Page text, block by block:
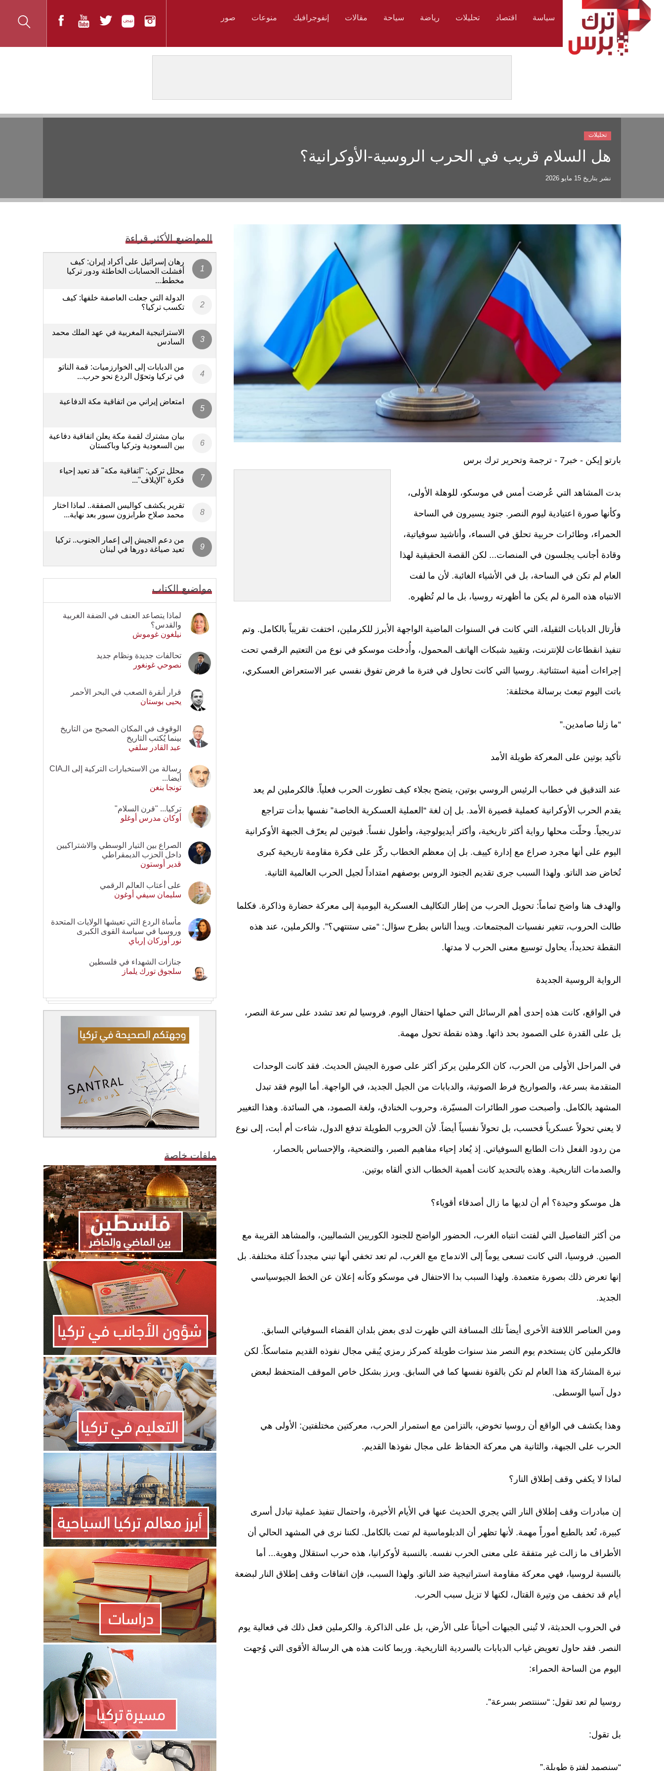
سياسة اقتصاد تحليلات رياضة سياحة مقالات إنفوجرافيك منوعات صور
هل السلام قريب في الحرب الروسية-الأوكرانية؟
نشر بتاريخ 15 مايو 2026
تحليلات
بارتو إيكن - خبر7 - ترجمة وتحرير ترك برس
بدت المشاهد التي عُرضت أمس في موسكو، للوهلة الأولى،
وكأنها صورة اعتيادية ليوم النصر. جنود يسيرون في الساحة
الحمراء، وطائرات حربية تحلق في السماء، وأناشيد سوفياتية،
وقادة أجانب يجلسون في المنصات... لكن القصة الحقيقية لهذا
العام لم تكن في الساحة، بل في الأشياء الغائبة. لأن ما لفت
الانتباه هذه المرة لم يكن ما أظهرته روسيا، بل ما لم تُظهره.
فأرتال الدبابات الثقيلة، التي كانت في السنوات الماضية الواجهة الأبرز للكرملين، اختفت تقريباً بالكامل. وتم
تنفيذ انقطاعات للإنترنت، وتقييد شبكات الهاتف المحمول، وأُدخلت موسكو في نوع من التعتيم الرقمي تحت
إجراءات أمنية استثنائية. روسيا التي كانت تحاول في فترة ما فرض تفوق نفسي عبر الاستعراض العسكري،
باتت اليوم تبعث برسالة مختلفة:
“ما زلنا صامدين.”
تأكيد بوتين على المعركة طويلة الأمد
عند التدقيق في خطاب الرئيس الروسي بوتين، يتضح بجلاء كيف تطورت الحرب فعلياً. فالكرملين لم يعد
يقدم الحرب الأوكرانية كعملية قصيرة الأمد. بل إن لغة “العملية العسكرية الخاصة” نفسها بدأت تتراجع
تدريجياً. وحلّت محلها رواية أكثر تاريخية، وأكثر أيديولوجية، وأطول نفساً. فبوتين لم يعرّف الجبهة الأوكرانية
اليوم على أنها مجرد صراع مع إدارة كييف. بل إن معظم الخطاب ركّز على فكرة مقاومة تاريخية كبرى
تُخاض ضد الناتو. ولهذا السبب جرى تقديم الجنود الروس بوصفهم امتداداً لجيل الحرب العالمية الثانية.
والهدف هنا واضح تماماً: تحويل الحرب من إطار التكاليف العسكرية اليومية إلى معركة حضارة وذاكرة. فكلما
طالت الحروب، تتغير نفسيات المجتمعات. ويبدأ الناس بطرح سؤال: “متى ستنتهي؟”. والكرملين، عند هذه
النقطة تحديداً، يحاول توسيع معنى الحرب لا مدتها.
الرواية الروسية الجديدة
في الواقع، كانت هذه إحدى أهم الرسائل التي حملها احتفال اليوم. فروسيا لم تعد تشدد على سرعة النصر،
بل على القدرة على الصمود بحد ذاتها. وهذه نقطة تحول مهمة.
في المراحل الأولى من الحرب، كان الكرملين يركز أكثر على صورة الجيش الحديث. فقد كانت الوحدات
المتقدمة بسرعة، والصواريخ فرط الصوتية، والدبابات من الجيل الجديد، في الواجهة. أما اليوم فقد تبدل
المشهد بالكامل. وأصبحت صور الطائرات المسيّرة، وحروب الخنادق، ولغة الصمود، هي السائدة. وهذا التغيير
لا يعني تحولاً عسكرياً فحسب، بل تحولاً نفسياً أيضاً. لأن الحروب الطويلة تدفع الدول، شاءت أم أبت، إلى نوع
من ردود الفعل ذات الطابع السوفياتي. إذ يُعاد إحياء مفاهيم الصبر، والتضحية، والإحساس بالحصار،
والصدمات التاريخية. وهذه بالتحديد كانت أهمية الخطاب الذي ألقاه بوتين.
هل موسكو وحيدة؟ أم أن لديها ما زال أصدقاء أقوياء؟
من أكثر التفاصيل التي لفتت انتباه الغرب، الحضور الواضح للجنود الكوريين الشماليين، والمشاهد القريبة مع
الصين. فروسيا، التي كانت تسعى يوماً إلى الاندماج مع الغرب، لم تعد تخفي أنها تبني مجدداً كتلة مختلفة. بل
إنها تعرض ذلك بصورة متعمدة. ولهذا السبب بدا الاحتفال في موسكو وكأنه إعلان عن الخط الجيوسياسي
الجديد.
ومن العناصر اللافتة الأخرى أيضاً تلك المسافة التي ظهرت لدى بعض بلدان الفضاء السوفياتي السابق.
فالكرملين كان يستخدم يوم النصر منذ سنوات طويلة كمركز رمزي يُبقي مجال نفوذه القديم متماسكاً. لكن
نبرة المشاركة هذا العام لم تكن بالقوة نفسها كما في السابق. وبرز بشكل خاص الموقف المتحفظ لبعض
دول آسيا الوسطى.
وهذا يكشف في الواقع أن روسيا تخوض، بالتزامن مع استمرار الحرب، معركتين مختلفتين: الأولى هي
الحرب على الجبهة، والثانية هي معركة الحفاظ على مجال نفوذها القديم.
لماذا لا يكفي وقف إطلاق النار؟
إن مبادرات وقف إطلاق النار التي يجري الحديث عنها في الأيام الأخيرة، واحتمال تنفيذ عملية تبادل أسرى
كبيرة، تُعد بالطبع أموراً مهمة. لأنها تظهر أن الدبلوماسية لم تمت بالكامل. لكننا نرى في المشهد الحالي أن
الأطراف ما زالت غير متفقة على معنى الحرب نفسه. بالنسبة لأوكرانيا، هذه حرب استقلال وهوية... أما
بالنسبة لروسيا، فهي معركة مقاومة استراتيجية ضد الناتو. ولهذا السبب، فإن اتفاقات وقف إطلاق النار لبضعة
أيام قد تخفف من وتيرة القتال، لكنها لا تزيل سبب الحرب.
في الحروب الحديثة، لا تُبنى الجبهات أحياناً على الأرض، بل على الذاكرة. والكرملين فعل ذلك في فعالية يوم
النصر. فقد حاول تعويض غياب الدبابات بالسردية التاريخية. وربما كانت هذه هي الرسالة الأقوى التي وُجهت
اليوم من الساحة الحمراء:
روسيا لم تعد تقول: “سننتصر بسرعة”.
بل تقول:
“سنصمد لفترة طويلة.”
المواضيع الأكثر قراءة
رهان إسرائيل على أكراد إيران: كيف
أفشلت الحسابات الخاطئة ودور تركيا
مخطط...
الدولة التي جعلت العاصفة خلفها: كيف
تكسب تركيا؟
الاستراتيجية المغربية في عهد الملك محمد
السادس
من الدبابات إلى الخوارزميات: قمة الناتو
في تركيا وتحوّل الردع نحو حرب...
امتعاض إيراني من اتفاقية مكة الدفاعية
بيان مشترك لقمة مكة يعلن اتفاقية دفاعية
بين السعودية وتركيا وباكستان
محلل تركي: "اتفاقية مكة" قد تعيد إحياء
فكرة "الإيلاف"...
تقرير يكشف كواليس الصفقة.. لماذا اختار
محمد صلاح طرابزون سبور بعد نهاية...
من دعم الجيش إلى إعمار الجنوب.. تركيا
تعيد صياغة دورها في لبنان
مواضيع الكتاب
لماذا يتصاعد العنف في الضفة الغربية
والقدس؟
نيلغون غوموش
تحالفات جديدة ونظام جديد
نصوحي غونغور
قرار أنقرة الصعب في البحر الأحمر
يحيى بوستان
الوقوف في المكان الصحيح من التاريخ
بينما يُكتب التاريخ
عبد القادر سلفي
رسالة من الاستخبارات التركية إلى الـCIA
أيضا...
تونجا بنغن
تركيا... "قرن السلام"
أوكان مدرس أوغلو
الصراع بين التيار الوسطي والاشتراكيين
داخل الحزب الديمقراطي
قدير أوستون
على أعتاب العالم الرقمي
سليمان سيفي أوغون
مأساة الردع التي تعيشها الولايات المتحدة
وروسيا في سياسة القوى الكبرى
نور أوزكان إرباي
جنازات الشهداء في فلسطين
سلجوق تورك يلماز
ملفات خاصة